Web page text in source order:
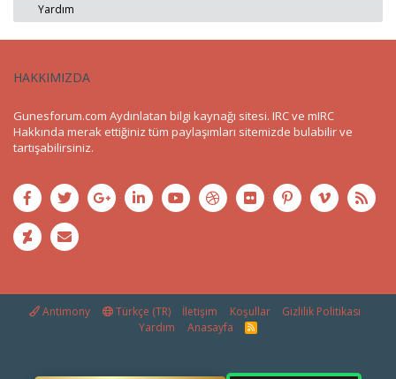
Yardım
HAKKIMIZDA
Gunesforum.com Aydınlatan bilgi kaynağı sitesi. IRC ve mIRC
Hakkında merak ettiğiniz tüm paylaşımları sitemizde bulabilir ve
tartışabilirsiniz.
Antimony Türkçe (TR) İletişim Koşullar
Gizlilik Politikası
Yardım
Anasayfa
R